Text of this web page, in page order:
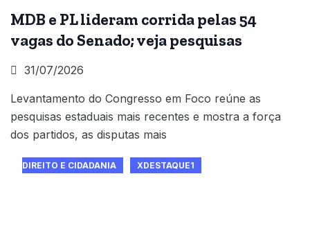
MDB e PL lideram corrida pelas 54
vagas do Senado; veja pesquisas
31/07/2026
Levantamento do Congresso em Foco reúne as
pesquisas estaduais mais recentes e mostra a força
dos partidos, as disputas mais
DIREITO E CIDADANIA XDESTAQUE1